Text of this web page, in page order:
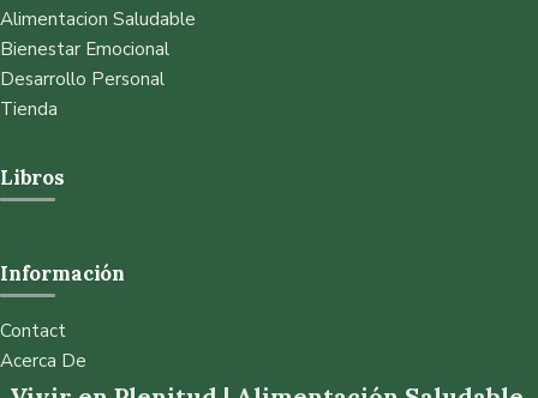
Alimentacion Saludable
Bienestar Emocional
Desarrollo Personal
Tienda
Libros
Información
Contact
Acerca De